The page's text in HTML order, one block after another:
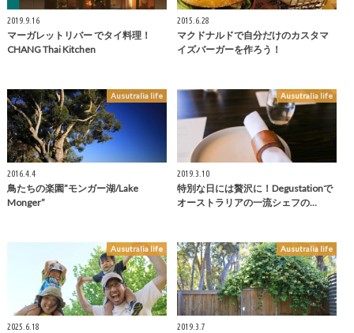
2019.9.16
マーガレットリバー でタイ料理！
CHANG Thai Kitchen
2015.6.28
マクドナルドで自分だけのカスタマ
イズバーガーを作ろう！
Ausutralia life
2016.4.4
鳥たちの楽園”モンガー湖/Lake
Monger”
Ausutralia life
2019.3.10
特別な日には贅沢に！Degustationで
オーストラリアの一流シェフの…
Ausutralia life
2025.6.18
Ausutralia life
2019.3.7